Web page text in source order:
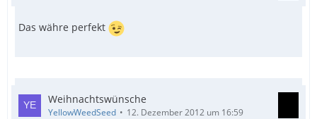
Das währe perfekt
Weihnachtswünsche
YellowWeedSeed 12. Dezember 2012 um 16:59